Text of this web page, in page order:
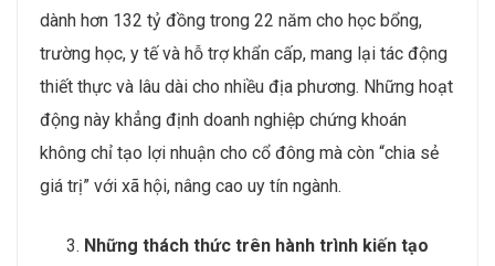
dành hơn 132 tỷ đồng trong 22 năm cho học bổng,
trường học, y tế và hỗ trợ khẩn cấp, mang lại tác động
thiết thực và lâu dài cho nhiều địa phương. Những hoạt
động này khẳng định doanh nghiệp chứng khoán
không chỉ tạo lợi nhuận cho cổ đông mà còn “chia sẻ
giá trị” với xã hội, nâng cao uy tín ngành.
Những thách thức trên hành trình kiến tạo